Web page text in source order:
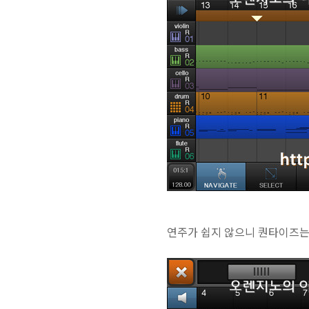
연주가 쉽지 않으니 퀀타이즈